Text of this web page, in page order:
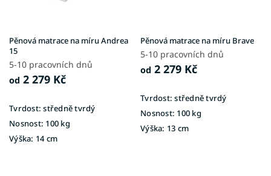
Pěnová matrace na míru Andrea
15
5-10 pracovních dnů
od 2 279 Kč
Tvrdost: středně tvrdý
Nosnost: 100 kg
Výška: 14 cm
Pěnová matrace na míru Brave
5-10 pracovních dnů
od 2 279 Kč
Tvrdost: středně tvrdý
Nosnost: 100 kg
Výška: 13 cm